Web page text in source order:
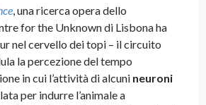
, una ricerca opera dello
for the Unknown di Lisbona ha
nel cervello dei topi – il circuito
la percezione del tempo
in cui l’attività di alcuni neuroni
per indurre l’animale a